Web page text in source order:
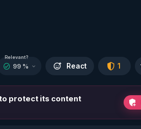
Relevant?
99 % React 1
protect its content